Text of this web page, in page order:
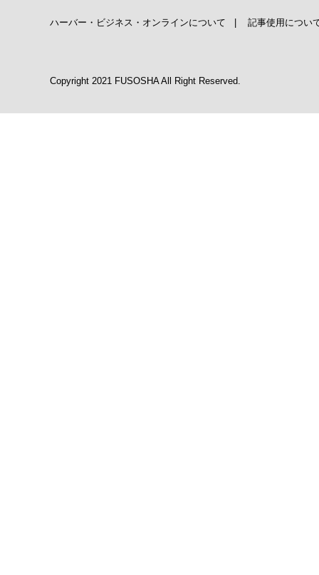
ハーバー・ビジネス・オンラインについて 記事使用につい
Copyright 2021 FUSOSHA All Right Reserved.